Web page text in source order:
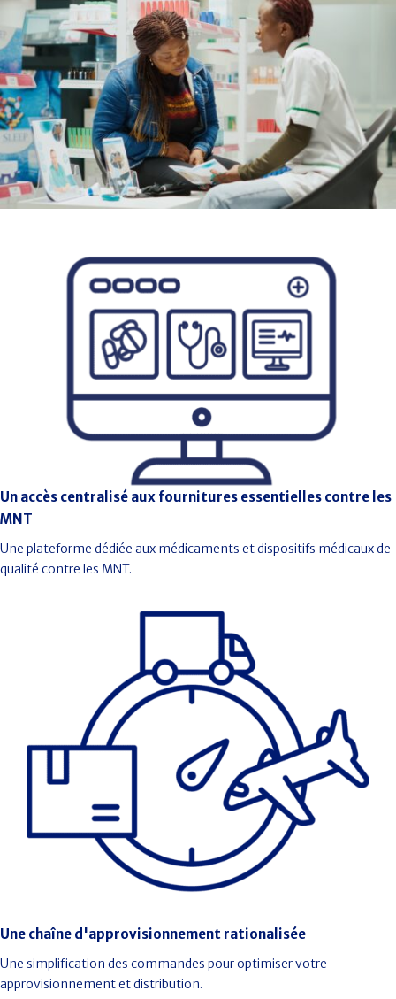
Un accès centralisé aux fournitures essentielles contre les
MNT
Une plateforme dédiée aux médicaments et dispositifs médicaux de
qualité contre les MNT.
Une chaîne d'approvisionnement rationalisée
Une simplification des commandes pour optimiser votre
approvisionnement et distribution.